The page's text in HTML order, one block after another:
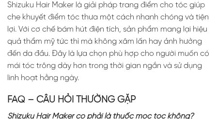
Shizuku Hair Maker là giải pháp trang điểm cho tóc giúp
che khuyết điểm tóc thưa một cách nhanh chóng và tiện
lợi. Với cơ chế bám hút điện tích, sản phẩm mang lại hiệu
quả thẩm mỹ tức thì mà không xâm lấn hay ảnh hưởng
đến da đầu. Đây là lựa chọn phù hợp cho người muốn có
mái tóc trông dày hơn trong thời gian ngắn và sử dụng
linh hoạt hằng ngày.
FAQ – CÂU HỎI THƯỜNG GẶP
Shizuku Hair Maker có phải là thuốc mọc tóc không?